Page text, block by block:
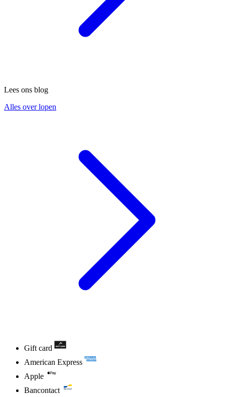
Lees ons blog
Alles over lopen
Gift card
American Express
Apple
Bancontact